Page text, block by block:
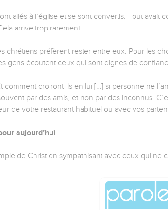
allés à l’église et se sont convertis. Tout avait
arrive trop rarement.
chrétiens préfèrent rester entre eux. Pour les
gens écoutent ceux qui sont dignes de
comment croiront-ils en lui […] si personne ne
par des amis, et non par des inconnus.
de votre restaurant habituel ou avec vos
aujourd’hui
de Christ en sympathisant avec ceux qui ne